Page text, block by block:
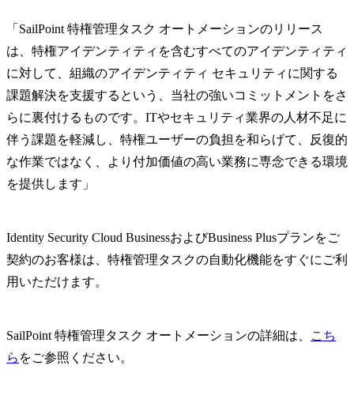
「SailPoint 特権管理タスク オートメーションのリリース
は、特権アイデンティティを含むすべてのアイデンティティ
に対して、組織のアイデンティティ セキュリティに関する
課題解決を支援するという、当社の強いコミットメントをさ
らに裏付けるものです。ITやセキュリティ業界の人材不足に
伴う課題を軽減し、特権ユーザーの負担を和らげて、反復的
な作業ではなく、より付加価値の高い業務に専念できる環境
を提供します」
Identity Security Cloud BusinessおよびBusiness Plusプランをご
契約のお客様は、特権管理タスクの自動化機能をすぐにご利
用いただけます。
SailPoint 特権管理タスク オートメーションの詳細は、
こち
ら をご参照ください。